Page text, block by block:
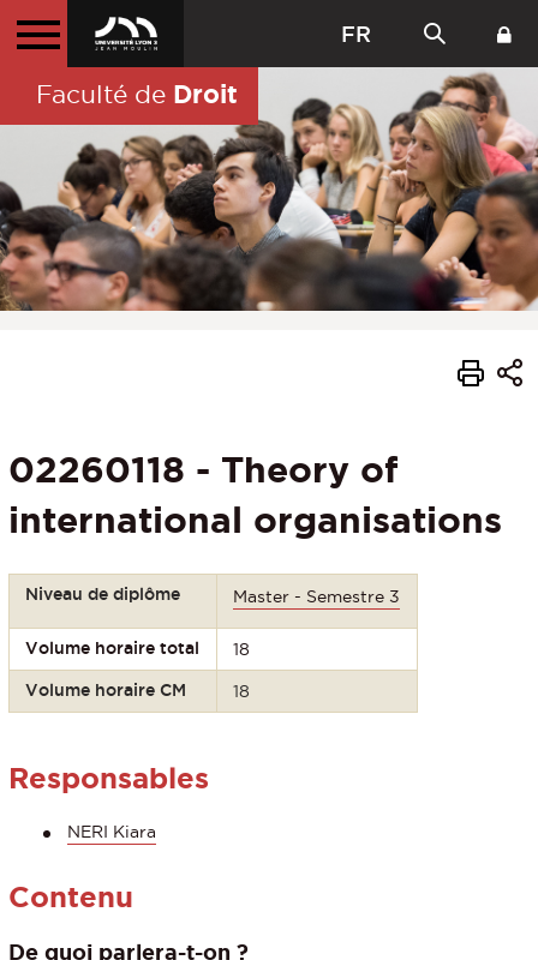
FR
Faculté de Droit
02260118 - Theory of
international organisations
Niveau de diplôme Master - Semestre 3
Volume horaire total 18
Volume horaire CM 18
Responsables
NERI Kiara
Contenu
De quoi parlera-t-on ?